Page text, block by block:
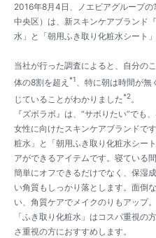
2016年8月4日、ノエビアグループ
中央区）は、新スキンケアブランド
水」と「朝用ふき取り化粧水シート
当社が行った調査によると、自分の
体の8割を超え *1、特に朝は時間が無
じていることがわかりました*2。
『ズボラボ』は、“サボりたい”でも
女性に向けたスキンケアブランドで
粧水」と「朝用ふき取り化粧水シー
アができるアイテムです。寝ている
簡単にオフできるだけでなく、保湿
い角質もしっかり落とします。面倒
い、角質ケアでメイクのりもアップ。
「ふき取り化粧水」はコスパ重視の
さ重視の方におすすめします。